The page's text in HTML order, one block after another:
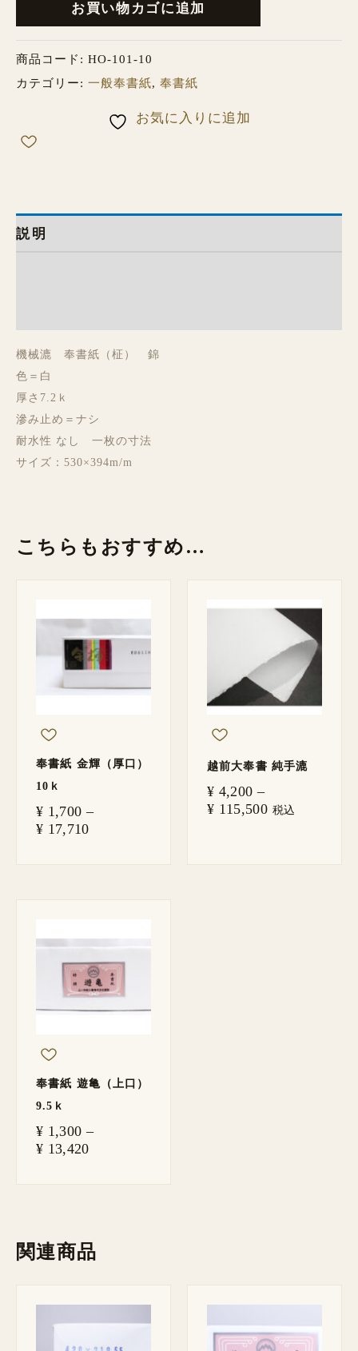
お買い物カゴに追加
商品コード: HO-101-10
カテゴリー: 一般奉書紙, 奉書紙
お気に入りに追加
説明
機械漉 奉書紙（柾） 錦
色＝白
厚さ7.2ｋ
滲み止め＝ナシ
耐水性 なし 一枚の寸法
サイズ：530×394m/m
こちらもおすすめ…
奉書紙 金輝（厚口）
10ｋ
¥ 1,700 –
¥ 17,710
帯:
¥ 1,700
–
¥ 17,710
越前大奉書 純手漉
¥ 4,200 –
¥ 115,500
格
帯:
¥ 4,200
–
¥ 115,500
税込
奉書紙 遊亀（上口）
9.5ｋ
¥ 1,300 –
¥ 13,420
帯:
¥ 1,300
–
¥ 13,420
関連商品
帯:
帯:
¥ 600